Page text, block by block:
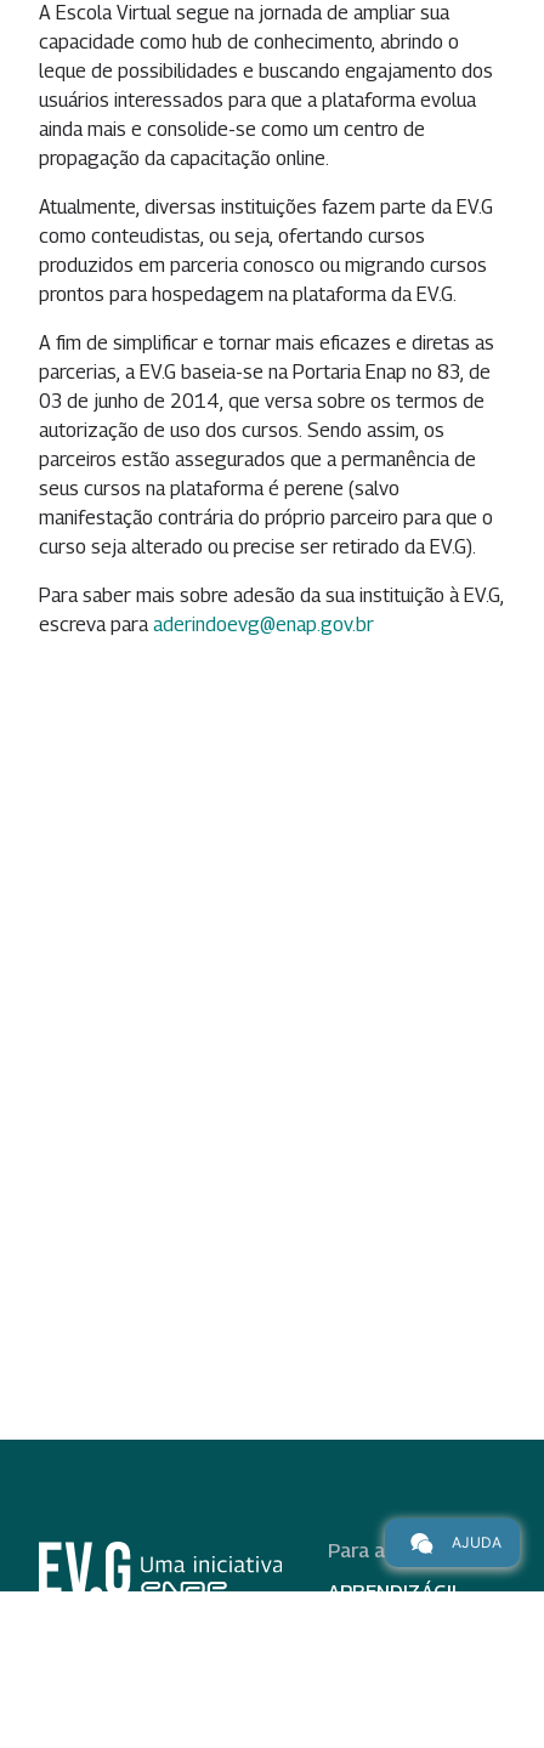
A Escola Virtual segue na jornada de ampliar sua
capacidade como hub de conhecimento, abrindo o
leque de possibilidades e buscando engajamento dos
usuários interessados para que a plataforma evolua
ainda mais e consolide-se como um centro de
propagação da capacitação online.
Atualmente, diversas instituições fazem parte da EV.G
como conteudistas, ou seja, ofertando cursos
produzidos em parceria conosco ou migrando cursos
prontos para hospedagem na plataforma da EV.G.
A fim de simplificar e tornar mais eficazes e diretas as
parcerias, a EV.G baseia-se na Portaria Enap no 83, de
03 de junho de 2014, que versa sobre os termos de
autorização de uso dos cursos. Sendo assim, os
parceiros estão assegurados que a permanência de
seus cursos na plataforma é perene (salvo
manifestação contrária do próprio parceiro para que o
curso seja alterado ou precise ser retirado da EV.G).
Para saber mais sobre adesão da sua instituição à EV.G,
escreva paraaderindoevg@enap.gov.br
Para alunos
APRENDIZÁGIL
AJUDA